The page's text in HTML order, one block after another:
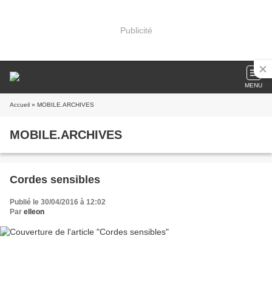
Publicité
MENU
Accueil » MOBILE.ARCHIVES
MOBILE.ARCHIVES
Cordes sensibles
Publié le 30/04/2016 à 12:02
Par elleon